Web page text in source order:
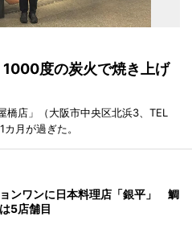
度の炭火で焼き上げ
店」（大阪市中央区北浜3、TEL
月が過ぎた。
ンワンに日本料理店「銀平」 鯛
5店舗目